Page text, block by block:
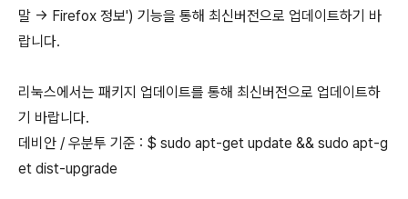
말 → Firefox 정보') 기능을 통해 최신버전으로 업데이트하기 바
랍니다.
리눅스에서는 패키지 업데이트를 통해 최신버전으로 업데이트하
기 바랍니다.
데비안 / 우분투 기준 : $ sudo apt-get update && sudo apt-g
et dist-upgrade